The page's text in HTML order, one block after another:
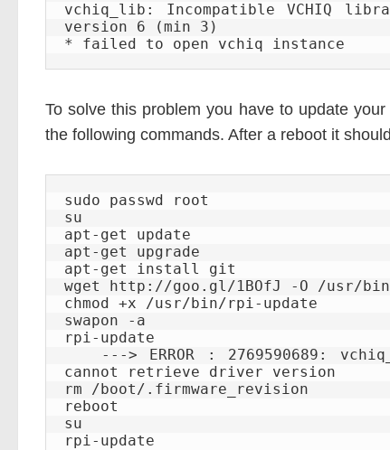
vchiq_lib: Incompatible VCHIQ
version 6 (min 3)
* failed to open vchiq instance
To solve this problem you have to update
the following commands. After a reboot it
sudo passwd root
su
apt-get update
apt-get upgrade
apt-get install git
wget http://goo.gl/1BOfJ -O /usr/
chmod +x /usr/bin/rpi-update
swapon -a
rpi-update
cannot retrieve driver version
rm /boot/.firmware_revision
reboot
su
rpi-update